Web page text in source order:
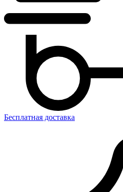
Бесплатная доставка